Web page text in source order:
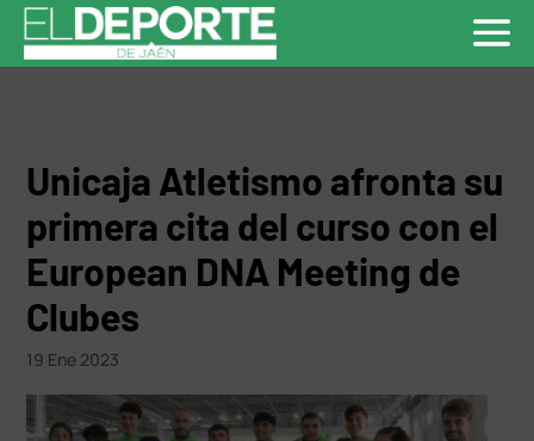
Unicaja Atletismo afronta su
primera cita del curso con el
European DNA Meeting de
Clubes
19 Ene 2023